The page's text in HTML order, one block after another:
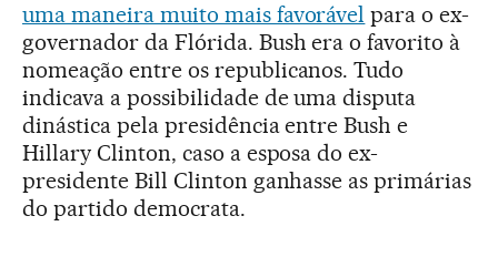
uma maneira muito mais favorável para o ex-
governador da Flórida. Bush era o favorito à
nomeação entre os republicanos. Tudo
indicava a possibilidade de uma disputa
dinástica pela presidência entre Bush e
Hillary Clinton, caso a esposa do ex-
presidente Bill Clinton ganhasse as primárias
do partido democrata.